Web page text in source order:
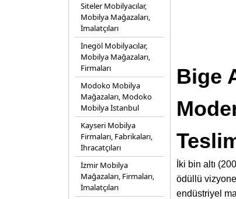
Siteler Mobilyacılar,
Mobilya Mağazaları,
İmalatçıları
İnegöl Mobilyacılar,
Mobilya Mağazaları,
Firmaları
Modoko Mobilya
Mağazaları, Modoko
Mobilya İstanbul
Kayseri Mobilya
Firmaları, Fabrikaları,
İhracatçıları
İzmir Mobilya
Mağazaları, Firmaları,
İmalatçıları
Bige
İki bin altı
ödüllü
endüstriyel